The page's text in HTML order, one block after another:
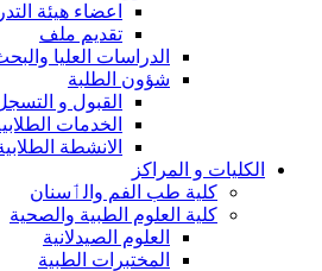
اعضاء هيئة
تقديم ملف
الدراسات العليا
شؤون الطلبة
القبول و
الخدمات
الانشطة
الكليات و المراكز
كلية طب الفم والٲسنان
كلية العلوم الطبية والصحية
العلوم الصيدلانية
المختبرات الطبية